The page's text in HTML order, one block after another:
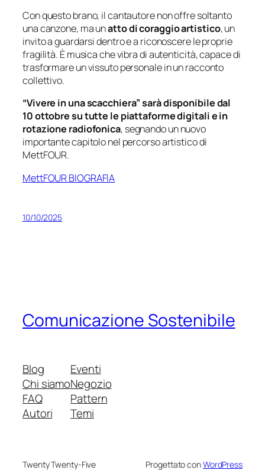
Con questo brano, il cantautore non offre soltanto
una canzone, ma unatto di coraggio artistico, un
invito a guardarsi dentro e a riconoscere le proprie
fragilità. È musica che vibra di autenticità, capace di
trasformare un vissuto personale in un racconto
collettivo.
“Vivere in una scacchiera” sarà disponibile dal
10 ottobre su tutte le piattaforme digitali e in
rotazione radiofonica, segnando un nuovo
importante capitolo nel percorso artistico di
MettFOUR.
MettFOUR BIOGRAFIA
10/10/2025
Comunicazione Sostenibile
Blog
Chi siamo
FAQ
Autori
Eventi
Negozio
Pattern
Temi
Twenty Twenty-Five Progettato conWordPress